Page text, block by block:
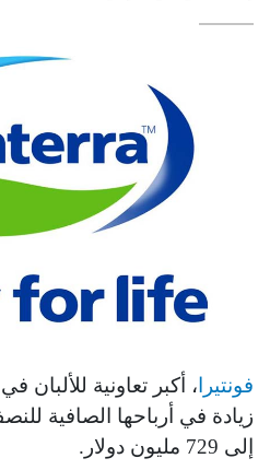
فونتيرا ، أكبر تعاونية للألبان في
إلى 729 مليون دولار.